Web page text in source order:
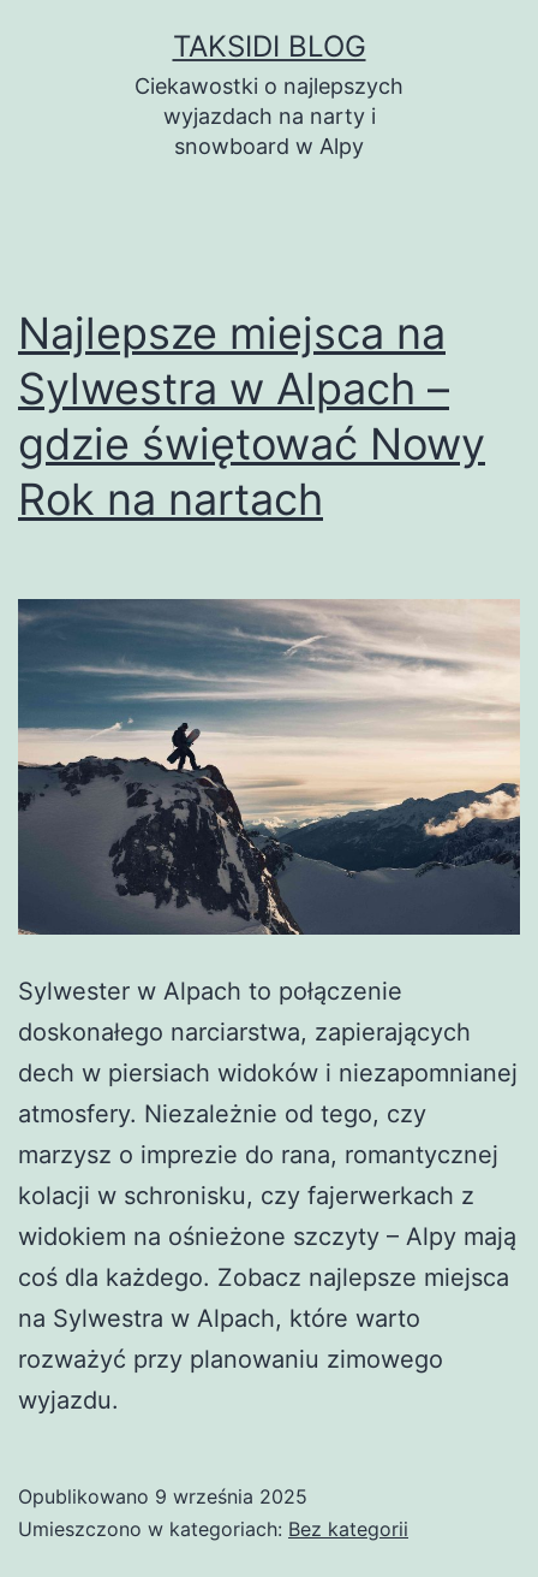
TAKSIDI BLOG
Ciekawostki o najlepszych
wyjazdach na narty i
snowboard w Alpy
Najlepsze miejsca na
Sylwestra w Alpach –
gdzie świętować Nowy
Rok na nartach
Sylwester w Alpach to połączenie
doskonałego narciarstwa, zapierających
dech w piersiach widoków i niezapomnianej
atmosfery. Niezależnie od tego, czy
marzysz o imprezie do rana, romantycznej
kolacji w schronisku, czy fajerwerkach z
widokiem na ośnieżone szczyty – Alpy mają
coś dla każdego. Zobacz najlepsze miejsca
na Sylwestra w Alpach, które warto
rozważyć przy planowaniu zimowego
wyjazdu.
Opublikowano 9 września 2025
Umieszczono w kategoriach: Bez kategorii